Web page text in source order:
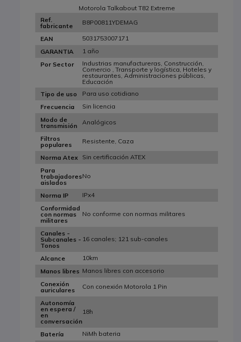
Motorola Talkabout T82 Extreme
Ref.
fabricante
B8P00811YDEMAG
EAN
5031753007171
GARANTIA
1 año
Por Sector
Industrias manufactureras, Construcción,
Comercio , Transporte y logística, Hoteles y
restaurantes, Administraciones públicas,
Educación
Tipo de uso
Para uso cotidiano
Frecuencia
Sin licencia
Modo de
transmisión
Analógicos
Filtros
populares
Resistente, Caza
Norma Atex
Sin certificación ATEX
Para
trabajadores
aislados
No
Norma IP
IPx4
Conformidad
con normas
militares
No conforme con normas militares
Canales -
Subcanales -
Tonos
16 canales; 121 sub-canales
Alcance
10km
Manos libres Manos libres con accesorio
Conexión
auriculares
Con conexión Motorola 1 Pin
Autonomía
en espera /
en
conversación
18h
Batería
NiMh bateria